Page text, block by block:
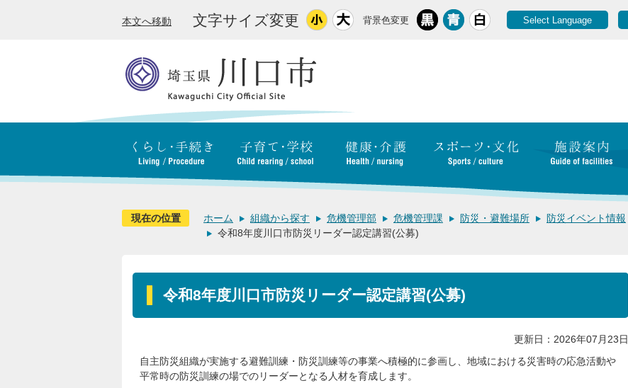
本文へ移動 文字サイズ変更 背景色変更 Select Language
現在の位置 ホーム 組織から探す 危機管理部 危機管理課 防災・避難場所
防災イベント情報
令和8年度川口市防災リーダー認定講習(公募)
令和8年度川口市防災リーダー認定講習(公募)
更新日：2026年07月23日
自主防災組織が実施する避難訓練・防災訓練等の事業へ積極的に参画し、地域における災害時の応急活動や
平常時の防災訓練の場でのリーダーとなる人材を育成します。